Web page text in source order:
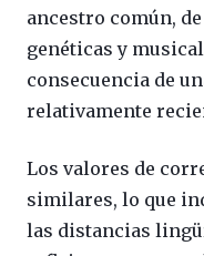
ancestro común,
genéticas y
consecuencia de
relativamente
Los valores de
similares, lo que
las distancias